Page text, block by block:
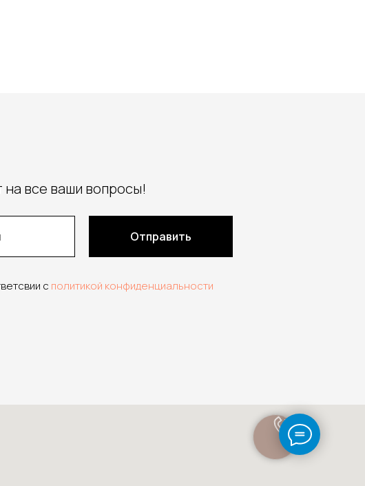
все ваши вопросы!
Отправить
с политикой конфиденциальности